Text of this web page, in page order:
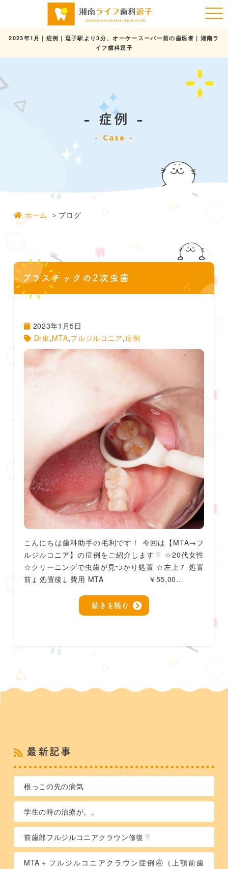
症例
Case
2023年1月｜症例｜逗子駅より3分、オーケースーパー前の歯医者｜湘南ラ
イフ歯科逗子
ホーム ブログ
プラスチックの2次虫歯
2023年1月5日
Dr東,MTA,フルジルコニア,症例
こんにちは歯科助手の毛利です！ 今回は【MTA→フ
ルジルコニア】の症例をご紹介します
☆20代女性
☆クリーニングで虫歯が見つかり処置 ☆左上７ 処置
前↓ 処置後↓ 費用 MTA ￥55,00…
続きを読む
最新記事
根っこの先の病気
学生の時の治療が。。
前歯部フルジルコニアクラウン修復
MTA＋フルジルコニアクラウン症例④（上顎前歯